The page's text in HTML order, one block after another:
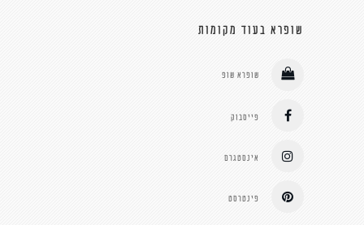
שופרא בעוד מקומות
שופרא שופ
פייסבוק
אינסטגרם
פינטרסט